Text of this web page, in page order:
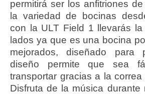
permitirá ser los anfitriones
la variedad de bocinas
con la ULT Field 1 llevarás
lados ya que es una bocina
mejorados, diseñado para
diseño permite que sea
transportar gracias a la correa
Disfruta de la música durante